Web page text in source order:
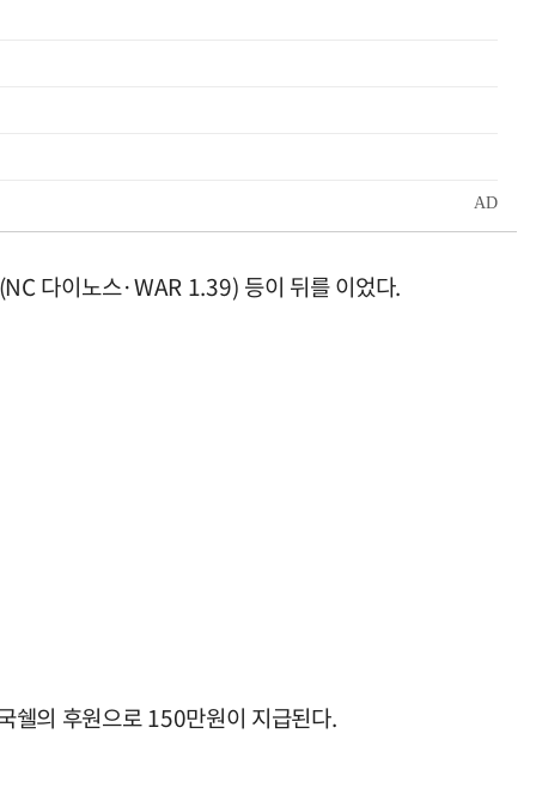
다이노스·WAR 1.39) 등이 뒤를 이었다.
쉘의 후원으로 150만원이 지급된다.